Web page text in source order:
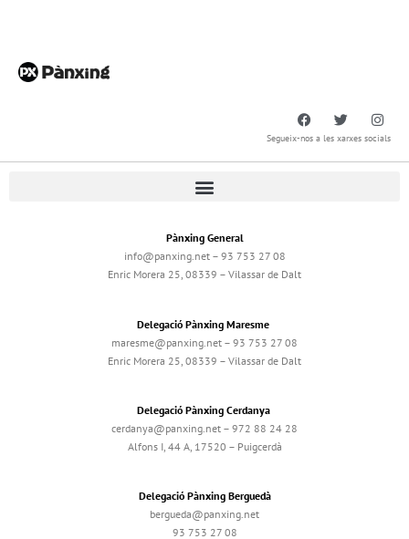
Segueix-nos a les xarxes socials
Pànxing General
info@panxing.net – 93 753 27 08
Enric Morera 25, 08339 – Vilassar de Dalt
Delegació Pànxing Maresme
maresme@panxing.net – 93 753 27 08
Enric Morera 25, 08339 – Vilassar de Dalt
Delegació Pànxing Cerdanya
cerdanya@panxing.net – 972 88 24 28
Alfons I, 44 A, 17520 – Puigcerdà
Delegació Pànxing Berguedà
bergueda@panxing.net
93 753 27 08